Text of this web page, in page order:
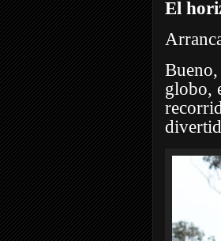
El
globo,